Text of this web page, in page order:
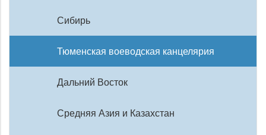
Сибирь
Тюменская воеводская канцелярия
Дальний Восток
Средняя Азия и Казахстан